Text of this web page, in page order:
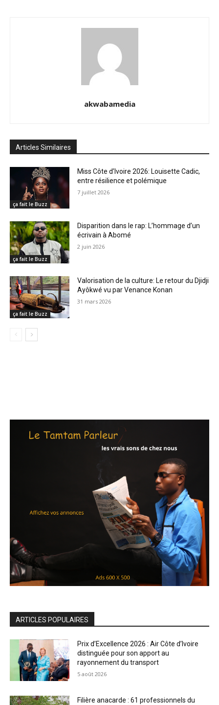
akwabamedia
Articles Similaires
ça fait le Buzz
Miss Côte d’Ivoire 2026: Louisette Cadic,
entre résilience et polémique
7 juillet 2026
ça fait le Buzz
Disparition dans le rap: L’hommage d’un
écrivain à Abomé
2 juin 2026
ça fait le Buzz
Valorisation de la culture: Le retour du Djidji
Ayôkwé vu par Venance Konan
31 mars 2026
ARTICLES POPULAIRES
Prix d’Excellence 2026 : Air Côte d’Ivoire
distinguée pour son apport au
rayonnement du transport
5 août 2026
Filière anacarde : 61 professionnels du